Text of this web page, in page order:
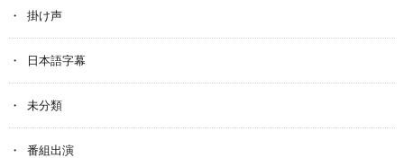
掛け声
日本語字幕
未分類
番組出演